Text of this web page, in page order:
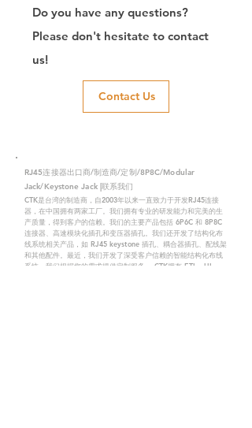
Do you have any questions?
Please don't hesitate to contact
us!
Contact Us
RJ45连接器出口商/制造商/定制/8P8C/Modular
Jack/Keystone Jack |联系我们
CTK是台湾的制造商，自2003年以来一直致力于开发RJ45连接
器，在中国拥有两家工厂。我们拥有专业的研发能力和完美的生
产质量，得到客户的信赖。我们的主要产品包括 6P6C 和 8P8C
连接器、高速模块化插孔和变压器插孔。我们还开发了结构化布
线系统相关产品，如 RJ45 keystone 插孔、耦合器插孔、配线架
和其他配件。最近，我们开发了深受客户信赖的智能结构化布线
系统。我们根据您的需求提供定制服务。 CTK拥有 ETL、UL、